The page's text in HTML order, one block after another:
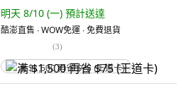
明天 8/10 (一) 預計送達
酷澎直售 ∙ WOW免運 ∙ 免費退貨
(3)
满 $1,500 再省 $75 (王道卡)